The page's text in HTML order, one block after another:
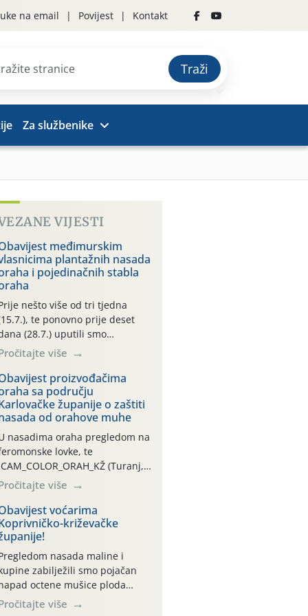
na email Povijest Kontakt
Traži
Za službenike
VIJESTI
međimurskim
plantažnih nasada
i pojedinačnih stabla
nešto više od tri tjedna
te ponovno prije deset
(28.7.) uputili smo
vlasnicima plantažnih
nasada oraha i pojedinačnih
o početku leta i
potrebi usmjerenog
orahove muhe
completa)! Već
dana traje drugi
“toplinski udar”, koji
naročito izražen zadnja šest
(31.7.-05.8.), jer najviše
zraka svakodnevno
više
proizvođačima
sa području
županije o zaštiti
od orahove muhe
nasadima oraha pregledom na
lovke, te
CAM_COLOR_ORAH_KŽ (Turanj,
zabilježena je mala
populacija odraslih oblika
muhe (Rhagoletis
Niska brojnost može
objasniti činjenicom da je
o mladim nasadima s vrlo
urodom, što je povezano i
manjim brojem prezimjelih
ljepljivim Rebell pločama s
više
voćarima
križevačke
nasada maline i
zabilježili smo pojačan
octene mušice ploda
suzukii). Drosophila
više